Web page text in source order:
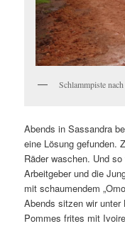
Schlammpiste
Abends in Sassandra
eine Lösung gefunden.
Räder waschen. Und
Arbeitgeber und die
mit schaumendem
Abends sitzen wir unter
Pommes frites mit